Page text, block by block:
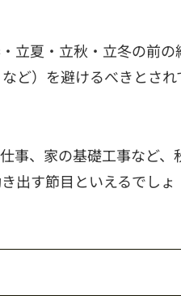
立夏・立秋・立冬の前の
ど）を避けるべきとされ
事、家の基礎工事など、
出す節目といえるでしょ